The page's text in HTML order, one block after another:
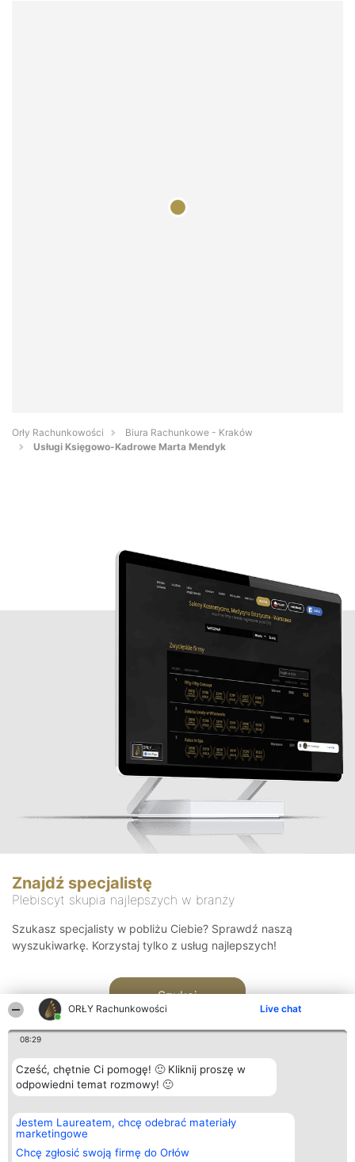
ORŁY Rachunkowości Live chat
08:29
Cześć, chętnie Ci pomogę! 🙂 Kliknij proszę w
odpowiedni temat rozmowy! 🙂
Jestem Laureatem, chcę odebrać materiały
marketingowe
Chcę zgłosić swoją firmę do Orłów
Orły Rachunkowości
Biura Rachunkowe - Kraków
Usługi Księgowo-Kadrowe Marta Mendyk
Znajdź specjalistę
Plebiscyt skupia najlepszych w branży
Szukasz specjalisty w pobliżu Ciebie? Sprawdź naszą
wyszukiwarkę. Korzystaj tylko z usług najlepszych!
Szukaj
Organizator plebiscytu
Bright Side Solutions sp. z o.
o. sp. k.
ul. Ruska 22
Wrocław 50-079
Plebiscyt
Laureaci
wszystkich
Laureatów
Kontakt
Kontakt